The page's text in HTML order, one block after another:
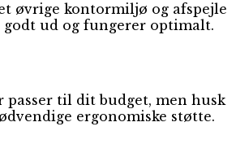
øvrige kontormiljø og afspejle
godt ud og fungerer optimalt.
til dit budget, men husk
ergonomiske støtte.